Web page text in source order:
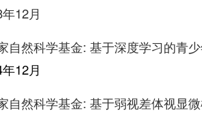
12月
自然科学基金: 基于深度学习的青
12月
自然科学基金: 基于弱视差体视显